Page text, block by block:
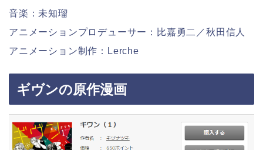
音楽：未知瑠
アニメーションプロデューサー：比嘉勇二／秋田信人
アニメーション制作：Lerche
ギヴンの原作漫画